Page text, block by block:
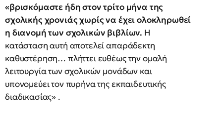
«βρισκόμαστε ήδη στον τρίτο μήνα της
σχολικής χρονιάς χωρίς να έχει ολοκληρωθεί
η διανομή των σχολικών βιβλίων. Η
κατάσταση αυτή αποτελεί απαράδεκτη
καθυστέρηση… πλήττει ευθέως την ομαλή
λειτουργία των σχολικών μονάδων και
υπονομεύει τον πυρήνα της εκπαιδευτικής
διαδικασίας» .